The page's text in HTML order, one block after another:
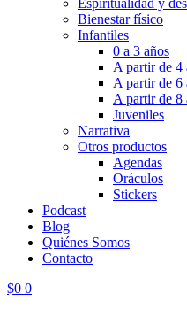
Espiritualidad y
Bienestar físico
Infantiles
0 a 3 años
A partir de 4
A partir de 6
A partir de 8
Juveniles
Narrativa
Otros productos
Agendas
Oráculos
Stickers
Podcast
Blog
Quiénes Somos
Contacto
$0 0